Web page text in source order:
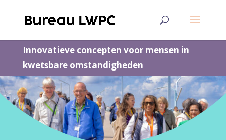
Innovatieve concepten voor mensen in
kwetsbare omstandigheden